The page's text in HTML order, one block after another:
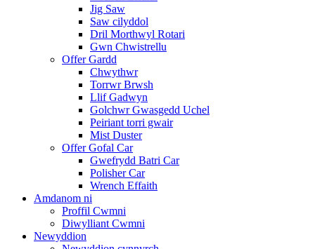
Jig Saw
Saw cilyddol
Dril Morthwyl Rotari
Gwn Chwistrellu
Offer Gardd
Chwythwr
Torrwr Brwsh
Llif Gadwyn
Golchwr Gwasgedd Uchel
Peiriant torri gwair
Mist Duster
Offer Gofal Car
Gwefrydd Batri Car
Polisher Car
Wrench Effaith
Amdanom ni
Proffil Cwmni
Diwylliant Cwmni
Newyddion